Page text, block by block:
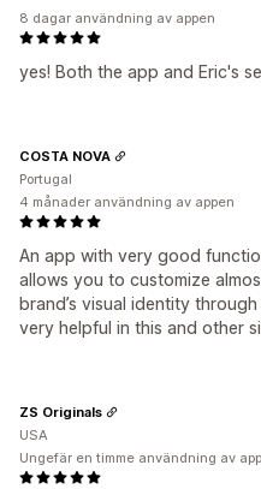
yes! Both the app and Eric's
8 dagar användning av appen
An app with very good
allows you to customize
brand’s visual identity
very helpful in this and other
COSTA NOVA
Portugal
4 månader användning av appen
ZS Originals
USA
Ungefär en timme användning av